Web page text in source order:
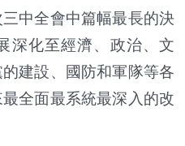
中全會中篇幅最長的決
深化至經濟、政治、文
建設、國防和軍隊等各
全面最系統最深入的改